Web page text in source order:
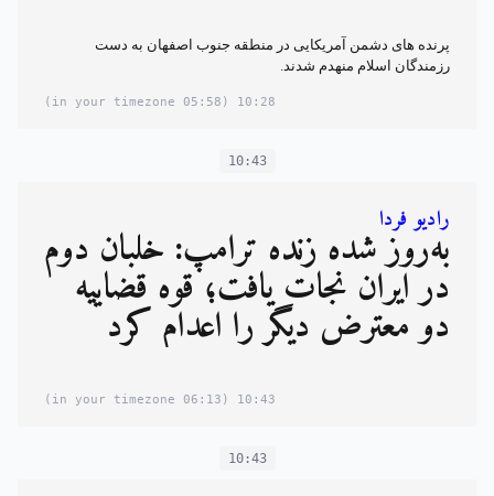
پرنده های دشمن آمریکایی در منطقه جنوب اصفهان به دست
رزمندگان اسلام منهدم شدند.
10:28
(05:58 in your timezone)
10:43
رادیو فردا
به‌روز شده زنده ترامپ: خلبان دوم
در ایران نجات یافت؛ قوه قضاییه
دو معترض دیگر را اعدام کرد
10:43
(06:13 in your timezone)
10:43